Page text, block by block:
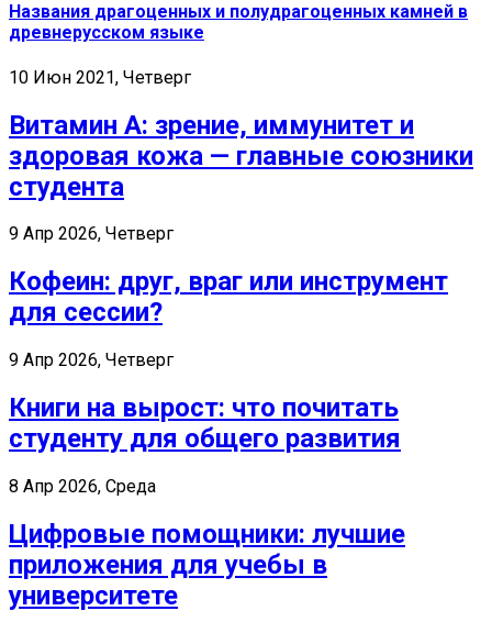
Названия драгоценных и полудрагоценных камней в
древнерусском языке
10 Июн 2021, Четверг
Витамин А: зрение, иммунитет и
здоровая кожа — главные союзники
студента
9 Апр 2026, Четверг
Кофеин: друг, враг или инструмент
для сессии?
9 Апр 2026, Четверг
Книги на вырост: что почитать
студенту для общего развития
8 Апр 2026, Среда
Цифровые помощники: лучшие
приложения для учебы в
университете